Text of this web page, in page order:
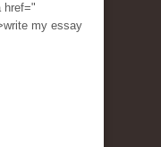
href="
my essay